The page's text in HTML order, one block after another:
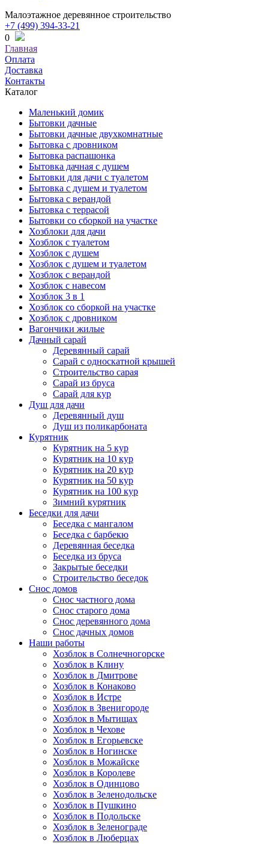
Малоэтажное деревянное строительство
+7 (499) 394-33-21
0
Главная
Оплата
Доставка
Контакты
Каталог
Маленький домик
Бытовки дачные
Бытовки дачные двухкомнатные
Бытовка с дровником
Бытовка распашонка
Бытовка дачная с душем
Бытовки для дачи с туалетом
Бытовка с душем и туалетом
Бытовка с верандой
Бытовка с террасой
Бытовки со сборкой на участке
Хозблоки для дачи
Хозблок с туалетом
Хозблок с душем
Хозблок с душем и туалетом
Хозблок с верандой
Хозблок с навесом
Хозблок 3 в 1
Хозблок со сборкой на участке
Хозблок с дровником
Вагончики жилые
Дачный сарай
Деревянный сарай
Cарай с односкатной крышей
Строительство сарая
Сарай из бруса
Сарай для кур
Душ для дачи
Деревянный душ
Душ из поликарбоната
Курятник
Курятник на 5 кур
Курятник на 10 кур
Курятник на 20 кур
Курятник на 50 кур
Курятник на 100 кур
Зимний курятник
Беседки для дачи
Беседка с мангалом
Беседка с барбекю
Деревянная беседка
Беседка из бруса
Закрытые беседки
Строительство беседок
Снос домов
Снос частного дома
Снос старого дома
Снос деревянного дома
Снос дачных домов
Наши работы
Хозблок в Солнечногорске
Хозблок в Клину
Хозблок в Дмитрове
Хозблок в Конаково
Хозблок в Истре
Хозблок в Звенигороде
Хозблок в Мытищах
Хозблок в Чехове
Хозблок в Егорьевске
Хозблок в Ногинске
Хозблок в Можайске
Хозблок в Королеве
Хозблок в Одинцово
Хозблок в Зеленодольске
Хозблок в Пушкино
Хозблок в Подольске
Хозблок в Зеленограде
Хозблок в Люберцах